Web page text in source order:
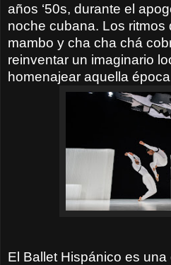
años ‘50s, durante el
noche cubana. Los ritmos
mambo y cha cha chá
reinventar un imaginario
homenajear aquella
El Ballet Hispánico es